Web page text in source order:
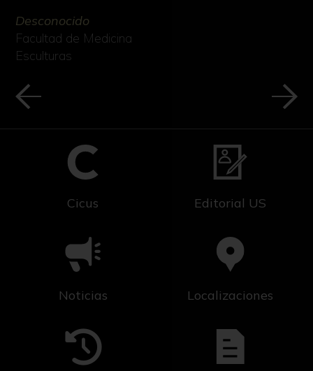
Desconocido
Facultad de Medicina
Esculturas
Cicus Editorial US
Noticias Localizaciones